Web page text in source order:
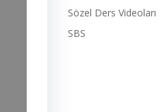
Sözel Ders Videoları
SBS